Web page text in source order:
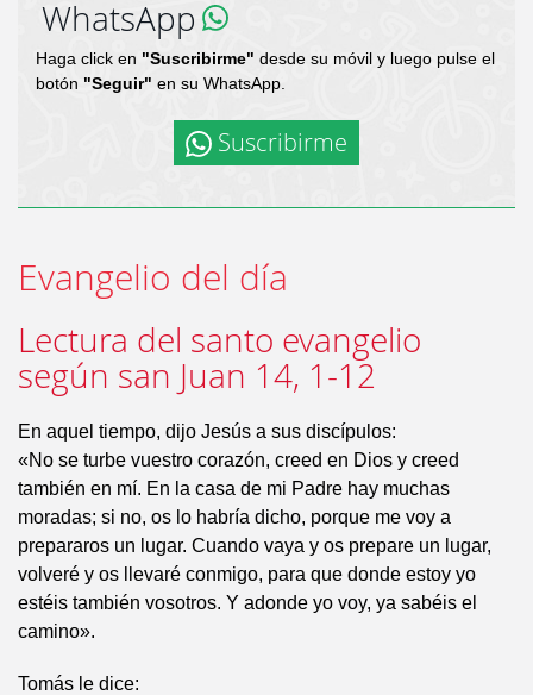
WhatsApp
Haga click en "Suscribirme" desde su móvil y luego pulse el
botón "Seguir" en su WhatsApp.
Suscribirme
Evangelio del día
Lectura del santo evangelio
según san Juan 14, 1-12
En aquel tiempo, dijo Jesús a sus discípulos:
«No se turbe vuestro corazón, creed en Dios y creed
también en mí. En la casa de mi Padre hay muchas
moradas; si no, os lo habría dicho, porque me voy a
prepararos un lugar. Cuando vaya y os prepare un lugar,
volveré y os llevaré conmigo, para que donde estoy yo
estéis también vosotros. Y adonde yo voy, ya sabéis el
camino».
Tomás le dice: